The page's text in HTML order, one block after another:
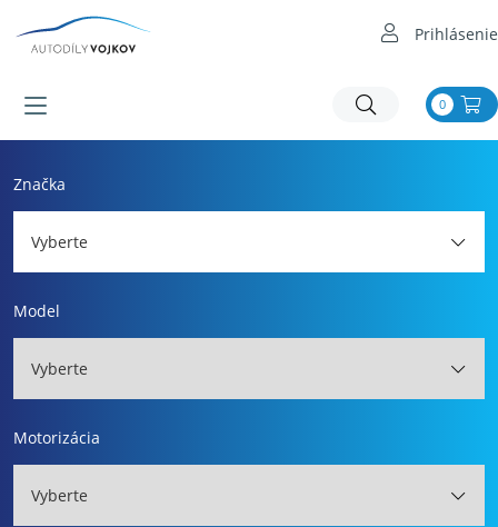
Prihlásenie
0
Značka
Vyberte
Model
Vyberte
Motorizácia
Vyberte